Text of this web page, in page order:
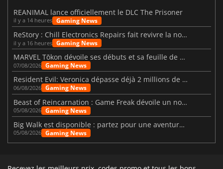
REANIMAL lance officiellement le DLC The Prisoner
il y a 14 heures Gaming News
ReStory : Chill Electronics Repairs fait revivre la nostalgie des années 2000
il y a 16 heures Gaming News
MARVEL Tōkon dévoile ses débuts et sa feuille de route
07/08/2026 Gaming News
Resident Evil: Veronica dépasse déjà 2 millions de wishlists
06/08/2026 Gaming News
Beast of Reincarnation : Game Freak dévoile un nouveau pari
05/08/2026 Gaming News
Big Walk est disponible : partez pour une aventure entre amis
05/08/2026 Gaming News